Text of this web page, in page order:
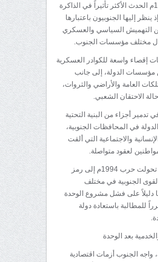
تُعد حرب صيف 1994م الحدث الأكثر تأثيراً في الذاكرة
ينظر إليها الجنوبيون باعتبارها
التهميش السياسي والعسكري
مختلف مؤسسات الجنوب.
إقصاء واسعة للكوادر العسكرية
مؤسسات الدولة، إلى جانب
العامة والأراضي والثروات،
الاحتقان الشعبي.
أجزاء من البنية التحتية
في المحافظات الجنوبية،
والاجتماعية التي ألقت
لعقود متواصلة.
ومع مرور السنوات، تحولت حرب 1994م إلى رمز
الجنوبية في مختلف
دليلاً على فشل مشروع الوحدة
للمطالبة باستعادة دولة
بعد الوحدة
واجه الجنوب أزمات اقتصادية